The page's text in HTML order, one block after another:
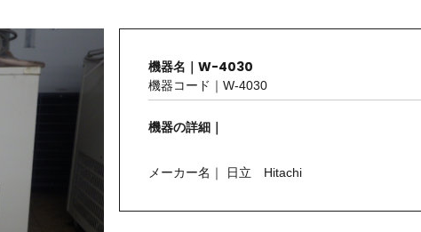
機器名｜W-4030
機器コード｜W-4030
機器の詳細｜
メーカー名｜ 日立 Hitachi